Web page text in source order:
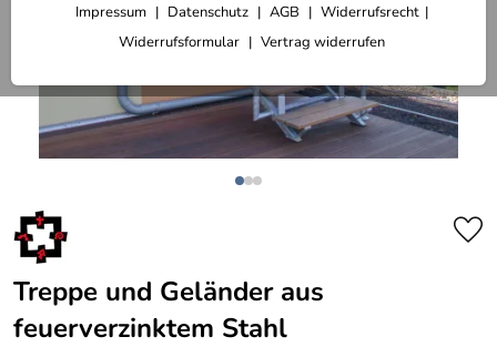
Impressum Datenschutz AGB
Widerrufsrecht
Widerrufsformular
Vertrag widerrufen
Treppe und Geländer aus
feuerverzinktem Stahl